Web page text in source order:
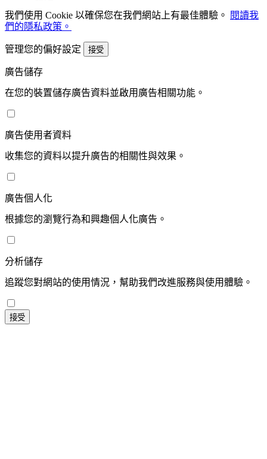
我們使用 Cookie 以確保您在我們網站上有最佳體驗。
閱讀我
們的隱私政策。
管理您的偏好設定 接受
廣告儲存
在您的裝置儲存廣告資料並啟用廣告相關功能。
廣告使用者資料
收集您的資料以提升廣告的相關性與效果。
廣告個人化
根據您的瀏覽行為和興趣個人化廣告。
分析儲存
追蹤您對網站的使用情況，幫助我們改進服務與使用體驗。
接受